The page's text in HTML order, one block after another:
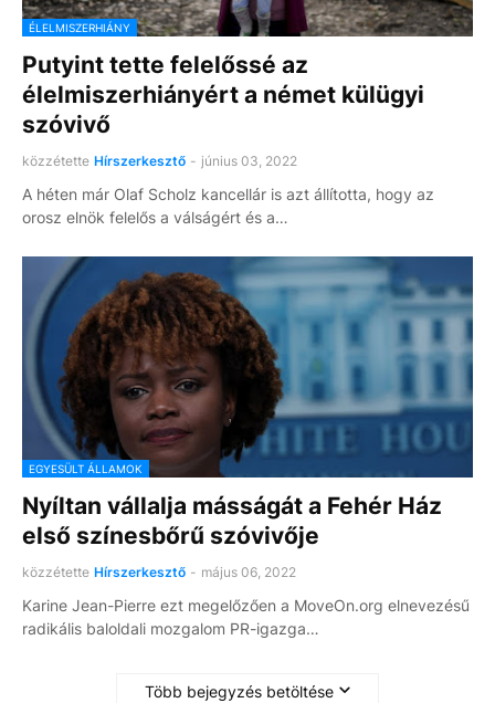
ÉLELMISZERHIÁNY
Putyint tette felelőssé az
élelmiszerhiányért a német külügyi
szóvivő
közzétette Hírszerkesztő - június 03, 2022
A héten már Olaf Scholz kancellár is azt állította, hogy az
orosz elnök felelős a válságért és a…
EGYESÜLT ÁLLAMOK
Nyíltan vállalja másságát a Fehér Ház
első színesbőrű szóvivője
közzétette Hírszerkesztő - május 06, 2022
Karine Jean-Pierre ezt megelőzően a MoveOn.org elnevezésű
radikális baloldali mozgalom PR-igazga…
Több bejegyzés betöltése